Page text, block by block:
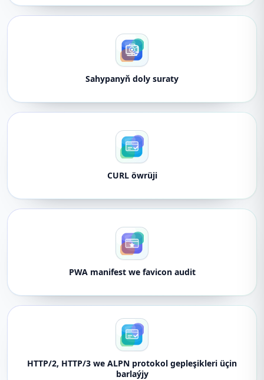
Sahypanyň doly suraty
CURL öwrüji
PWA manifest we favicon audit
HTTP/2, HTTP/3 we ALPN protokol gepleşikleri üçin
barlaýjy